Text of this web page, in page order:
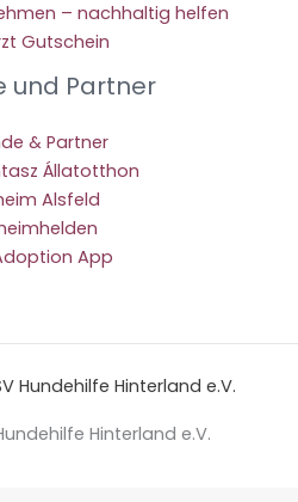
– nachhaltig helfen
Gutschein
und Partner
& Partner
Állatotthon
Alsfeld
App
Hundehilfe Hinterland e.V.
Hinterland e.V.